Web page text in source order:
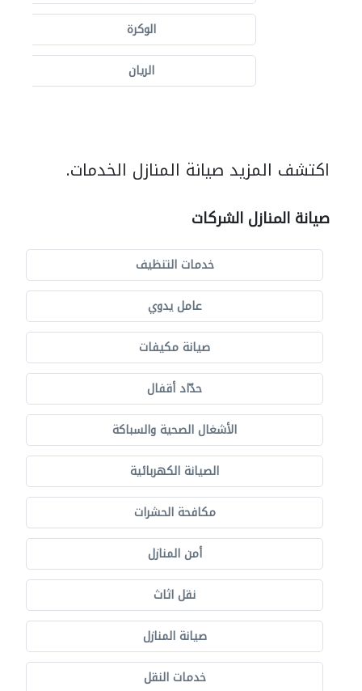
الوكرة
الريان
اكتشف المزيد صيانة المنازل الخدمات.
صيانة المنازل الشركات
خدمات التنظيف
عامل يدوي
صيانة مكيفات
حدّاد أقفال
الأشغال الصحية والسباكة
الصيانة الكهربائية
مكافحة الحشرات
أمن المنازل
نقل اثاث
صيانة المنازل
خدمات النقل